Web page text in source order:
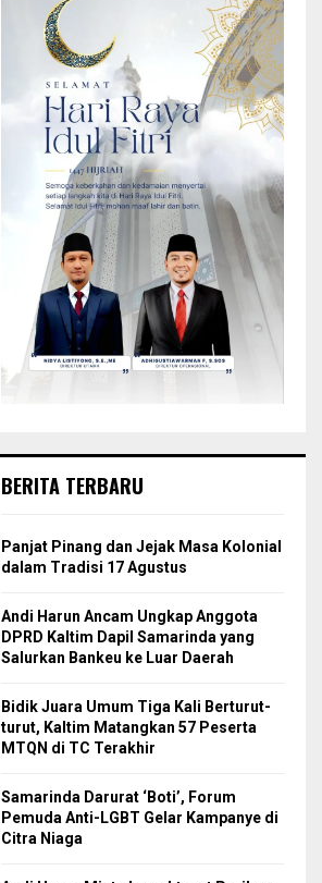
BERITA TERBARU
Panjat Pinang dan Jejak Masa Kolonial
dalam Tradisi 17 Agustus
Andi Harun Ancam Ungkap Anggota
DPRD Kaltim Dapil Samarinda yang
Salurkan Bankeu ke Luar Daerah
Bidik Juara Umum Tiga Kali Berturut-
turut, Kaltim Matangkan 57 Peserta
MTQN di TC Terakhir
Samarinda Darurat ‘Boti’, Forum
Pemuda Anti-LGBT Gelar Kampanye di
Citra Niaga